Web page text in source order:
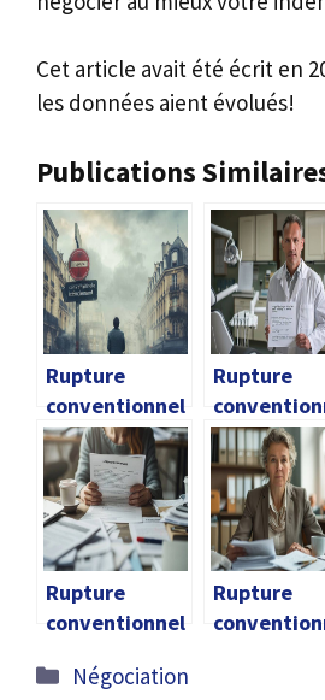
Cet article avait été écrit en
les données aient évolués!
Publications
Rupture
conventionnel
le ou
licenciement
Rupture
le
dentiste
salarié
Rupture
conventionnel
maladie
Rupture
Catégories
Négociation